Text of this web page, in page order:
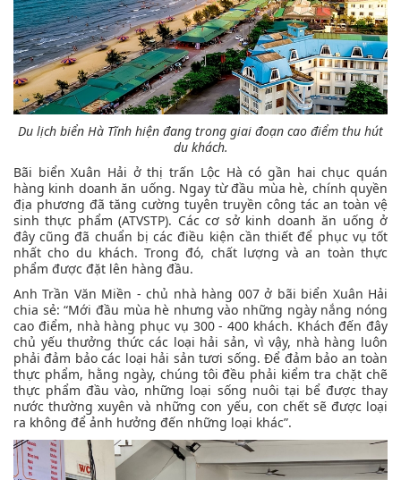
Du lịch biển Hà Tĩnh hiện đang trong giai đoạn cao điểm thu hút
du khách.
Bãi biển Xuân Hải ở thị trấn Lộc Hà có gần hai chục quán
hàng kinh doanh ăn uống. Ngay từ đầu mùa hè, chính quyền
địa phương đã tăng cường tuyên truyền công tác an toàn vệ
sinh thực phẩm (ATVSTP). Các cơ sở kinh doanh ăn uống ở
đây cũng đã chuẩn bị các điều kiện cần thiết để phục vụ tốt
nhất cho du khách. Trong đó, chất lượng và an toàn thực
phẩm được đặt lên hàng đầu.
Anh Trần Văn Miền - chủ nhà hàng 007 ở bãi biển Xuân Hải
chia sẻ: “Mới đầu mùa hè nhưng vào những ngày nắng nóng
cao điểm, nhà hàng phục vụ 300 - 400 khách. Khách đến đây
chủ yếu thưởng thức các loại hải sản, vì vậy, nhà hàng luôn
phải đảm bảo các loại hải sản tươi sống. Để đảm bảo an toàn
thực phẩm, hằng ngày, chúng tôi đều phải kiểm tra chặt chẽ
thực phẩm đầu vào, những loại sống nuôi tại bể được thay
nước thường xuyên và những con yếu, con chết sẽ được loại
ra không để ảnh hưởng đến những loại khác”.